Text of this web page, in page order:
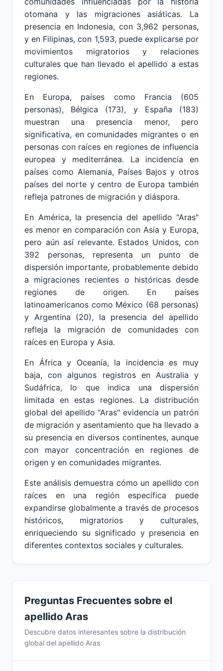
otomana y las migraciones asiáticas. La
presencia en Indonesia, con 3,962 personas,
y en Filipinas, con 1,593, puede explicarse por
movimientos migratorios y relaciones
culturales que han llevado el apellido a estas
regiones.
En Europa, países como Francia (605
personas), Bélgica (173), y España (183)
muestran una presencia menor, pero
significativa, en comunidades migrantes o en
personas con raíces en regiones de influencia
europea y mediterránea. La incidencia en
países como Alemania, Países Bajos y otros
países del norte y centro de Europa también
refleja patrones de migración y diáspora.
En América, la presencia del apellido "Aras"
es menor en comparación con Asia y Europa,
pero aún así relevante. Estados Unidos, con
392 personas, representa un punto de
dispersión importante, probablemente debido
a migraciones recientes o históricas desde
regiones de origen. En países
latinoamericanos como México (68 personas)
y Argentina (20), la presencia del apellido
refleja la migración de comunidades con
raíces en Europa y Asia.
En África y Oceanía, la incidencia es muy
baja, con algunos registros en Australia y
Sudáfrica, lo que indica una dispersión
limitada en estas regiones. La distribución
global del apellido "Aras" evidencia un patrón
de migración y asentamiento que ha llevado a
su presencia en diversos continentes, aunque
con mayor concentración en regiones de
origen y en comunidades migrantes.
Este análisis demuestra cómo un apellido con
raíces en una región específica puede
expandirse globalmente a través de procesos
históricos, migratorios y culturales,
enriqueciendo su significado y presencia en
diferentes contextos sociales y culturales.
Preguntas Frecuentes sobre el
apellido Aras
Descubre datos interesantes sobre la distribución
global del apellido Aras